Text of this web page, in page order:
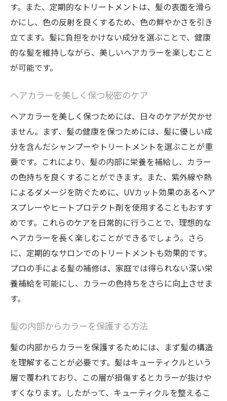
す。また、定期的なトリートメントは、髪の表面を滑ら
かにし、色の反射を良くするため、色の鮮やかさを引き
立てます。髪に負担をかけない成分を選ぶことで、健康
的な髪を維持しながら、美しいヘアカラーを楽しむこと
が可能です。
ヘアカラーを美しく保つ秘密のケア
ヘアカラーを美しく保つためには、日々のケアが欠かせ
ません。まず、髪の健康を保つためには、髪に優しい成
分を含んだシャンプーやトリートメントを選ぶことが重
要です。これにより、髪の内部に栄養を補給し、カラー
の色持ちを良くすることができます。また、紫外線や熱
によるダメージを防ぐために、UVカット効果のあるヘア
スプレーやヒートプロテクト剤を使用することもおすす
めです。これらのケアを日常的に行うことで、理想的な
ヘアカラーを長く楽しむことができるでしょう。さら
に、定期的なサロンでのトリートメントも効果的です。
プロの手による髪の補修は、家庭では得られない深い栄
養補給を可能にし、カラーの色持ちをさらに向上させま
す。
髪の内部からカラーを保護する方法
髪の内部からカラーを保護するためには、まず髪の構造
を理解することが必要です。髪はキューティクルという
層で覆われており、この層が損傷するとカラーが抜けや
すくなります。したがって、キューティクルを整えるこ